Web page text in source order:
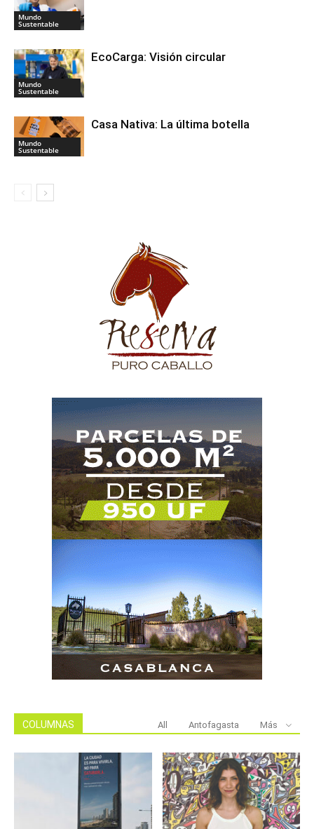
Mundo
Sustentable
Mundo
Sustentable
EcoCarga: Visión circular
Mundo
Sustentable
Casa Nativa: La última botella
COLUMNAS All Antofagasta Más